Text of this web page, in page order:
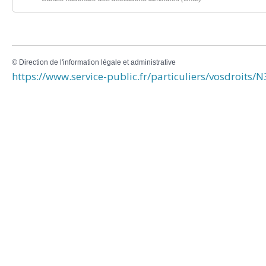
© Direction de l'information légale et administrative
https://www.service-public.fr/particuliers/vosdroits/